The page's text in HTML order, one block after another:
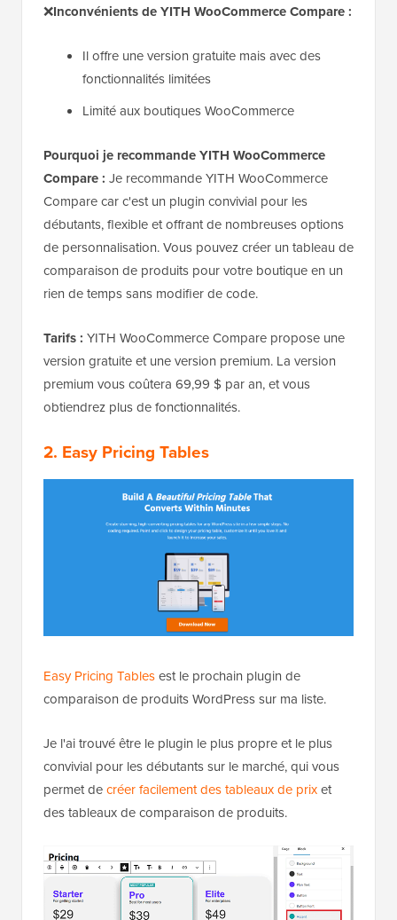
❌Inconvénients de YITH WooCommerce Compare :
Il offre une version gratuite mais avec des
fonctionnalités limitées
Limité aux boutiques WooCommerce
Pourquoi je recommande YITH WooCommerce
Compare : Je recommande YITH WooCommerce
Compare car c'est un plugin convivial pour les
débutants, flexible et offrant de nombreuses options
de personnalisation. Vous pouvez créer un tableau de
comparaison de produits pour votre boutique en un
rien de temps sans modifier de code.
Tarifs : YITH WooCommerce Compare propose une
version gratuite et une version premium. La version
premium vous coûtera 69,99 $ par an, et vous
obtiendrez plus de fonctionnalités.
2. Easy Pricing Tables
Easy Pricing Tablesest le prochain plugin de
comparaison de produits WordPress sur ma liste.
Je l'ai trouvé être le plugin le plus propre et le plus
convivial pour les débutants sur le marché, qui vous
permet decréer facilement des tableaux de prixet
des tableaux de comparaison de produits.